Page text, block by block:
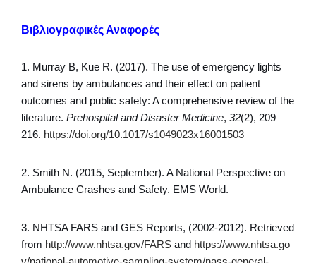
Βιβλιογραφικές Αναφορές
1. Murray B, Kue R. (2017). The use of emergency lights
and sirens by ambulances and their effect on patient
outcomes and public safety: A comprehensive review of the
literature. Prehospital and Disaster Medicine, 32(2), 209–
216. https://doi.org/10.1017/s1049023x16001503
2. Smith N. (2015, September). A National Perspective on
Ambulance Crashes and Safety. EMS World.
3. NHTSA FARS and GES Reports, (2002-2012). Retrieved
from http://www.nhtsa.gov/FARS and https://www.nhtsa.go